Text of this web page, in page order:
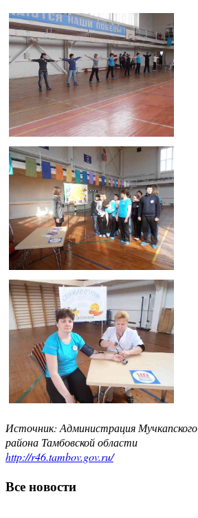
Источник: Администрация Мучкапского
района Тамбовской области
http://r46.tambov.gov.ru/
Все новости